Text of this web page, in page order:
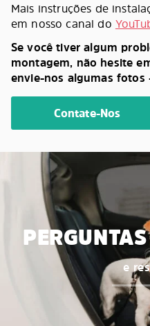
Mais instruções de
em nosso canal do
Se você tiver algum
montagem, não hesite
envie-nos algumas
Contate-Nos
e